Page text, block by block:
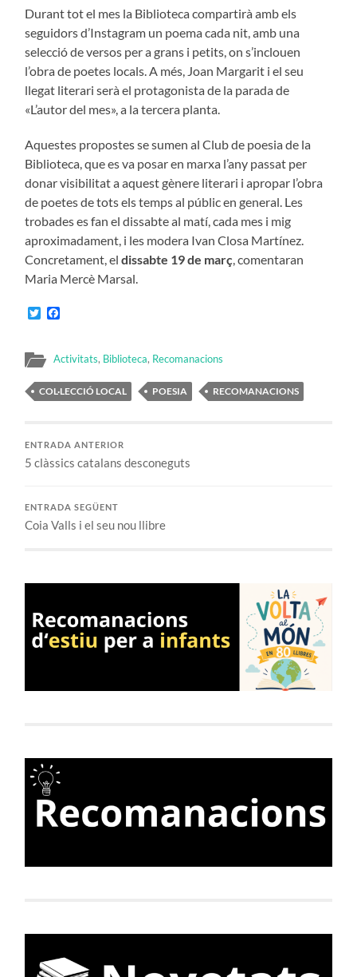
Durant tot el mes la Biblioteca compartirà amb els
seguidors d’Instagram un poema cada nit, amb una
selecció de versos per a grans i petits, on s’inclouen
l’obra de poetes locals. A més, Joan Margarit i el seu
llegat literari serà el protagonista de la parada de
«L’autor del mes», a la tercera planta.
Aquestes propostes se sumen al Club de poesia de la
Biblioteca, que es va posar en marxa l’any passat per
donar visibilitat a aquest gènere literari i apropar l’obra
de poetes de tots els temps al públic en general. Les
trobades es fan el dissabte al matí, cada mes i mig
aproximadament, i les modera Ivan Closa Martínez.
Concretament, eldissabte 19 de març, comentaran
Maria Mercè Marsal.
Twitter
Activitats, Biblioteca, Recomanacions
COL·LECCIÓ LOCAL POESIA RECOMANACIONS
ENTRADA ANTERIOR
5 clàssics catalans desconeguts
ENTRADA SEGÜENT
Coia Valls i el seu nou llibre